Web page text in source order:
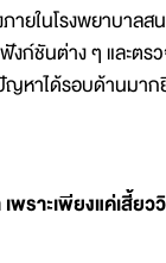
ายในโรงพยาบาล
งก์ชันต่าง ๆ และ
หาได้รอบด้านมาก
ราะเพียงแค่เสี้ย